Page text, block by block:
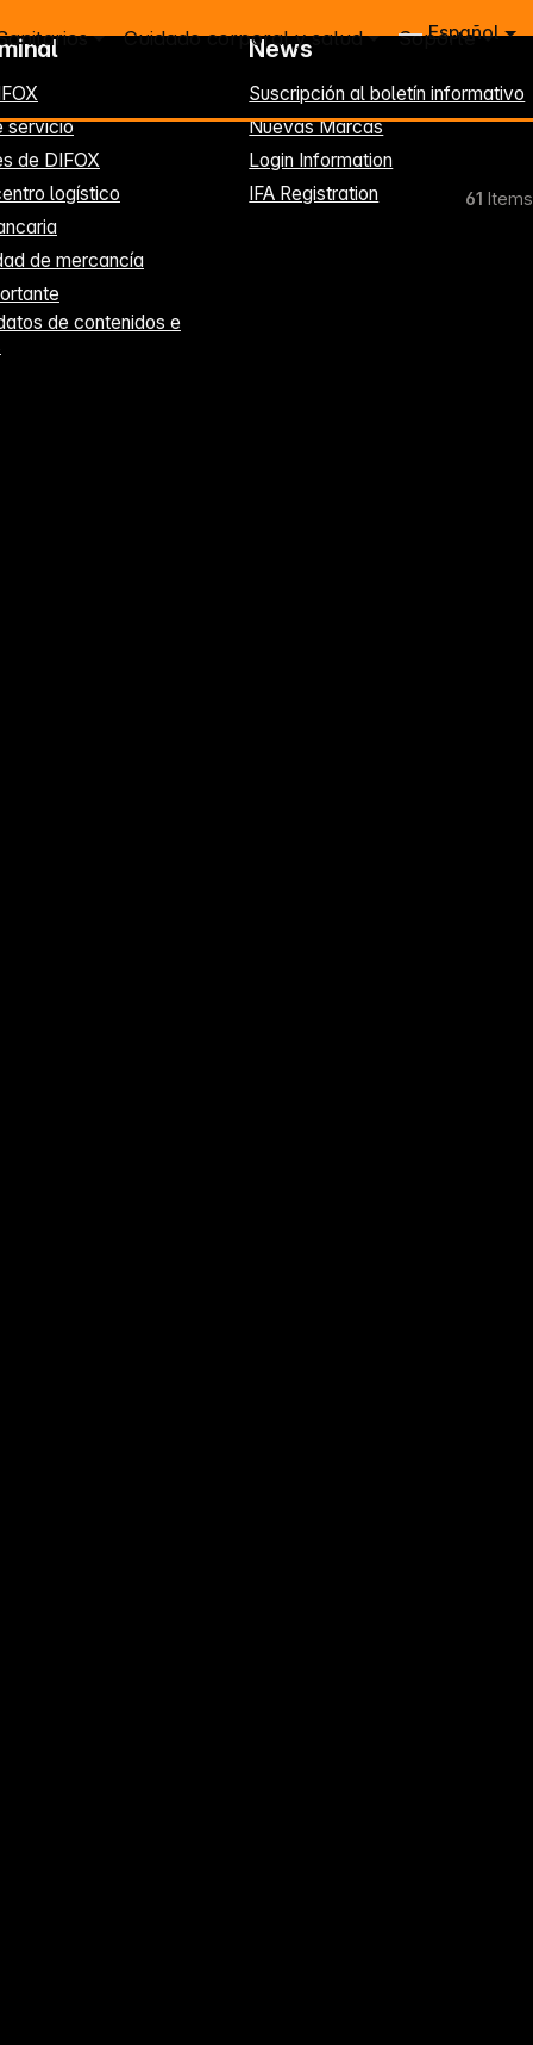
Español
Cuidado corporal y salud Soporte
61 Items
servicio
de DIFOX
logístico
de mercancía
de contenidos e
News
Suscripción al boletín informativo
Nuevas Marcas
Login Information
IFA Registration